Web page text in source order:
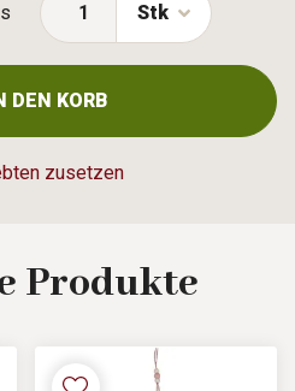
zusetzen
Stk
DEN KORB
Produkte